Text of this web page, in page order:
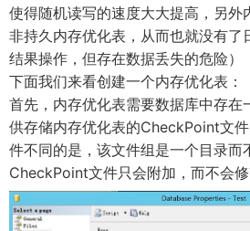
使得随机读写的速度大大提高，另外
非持久内存优化表，从而也就没有了
结果操作，但存在数据丢失的危险）
下面我们来看创建一个内存优化表：
首先，内存优化表需要数据库中存在
供存储内存优化表的CheckPoint文
件不同的是，该文件组是一个目录而
CheckPoint文件只会附加，而不会修